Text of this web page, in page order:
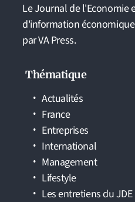
Le Journal de l'Economie
d'information
par VA Press.
Thématique
Actualités
France
Entreprises
International
Management
Lifestyle
Les entretiens du JDE